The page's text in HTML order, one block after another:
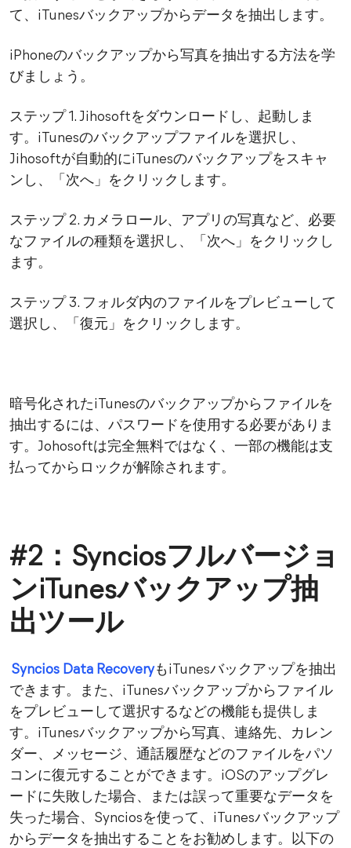
て、iTunesバックアップからデータを抽出します。
iPhoneのバックアップから写真を抽出する方法を学
びましょう。
ステップ 1. Jihosoftをダウンロードし、起動しま
す。iTunesのバックアップファイルを選択し、
Jihosoftが自動的にiTunesのバックアップをスキャ
ンし、「次へ」をクリックします。
ステップ 2. カメラロール、アプリの写真など、必要
なファイルの種類を選択し、「次へ」をクリックし
ます。
ステップ 3. フォルダ内のファイルをプレビューして
選択し、「復元」をクリックします。
暗号化されたiTunesのバックアップからファイルを
抽出するには、パスワードを使用する必要がありま
す。Johosoftは完全無料ではなく、一部の機能は支
払ってからロックが解除されます。
#2：Synciosフルバージョ
ンiTunesバックアップ抽
出ツール
Syncios Data RecoveryもiTunesバックアップを抽出
できます。また、iTunesバックアップからファイル
をプレビューして選択するなどの機能も提供しま
す。iTunesバックアップから写真、連絡先、カレン
ダー、メッセージ、通話履歴などのファイルをパソ
コンに復元することができます。iOSのアップグレ
ードに失敗した場合、または誤って重要なデータを
失った場合、Synciosを使って、iTunesバックアップ
からデータを抽出することをお勧めします。以下の